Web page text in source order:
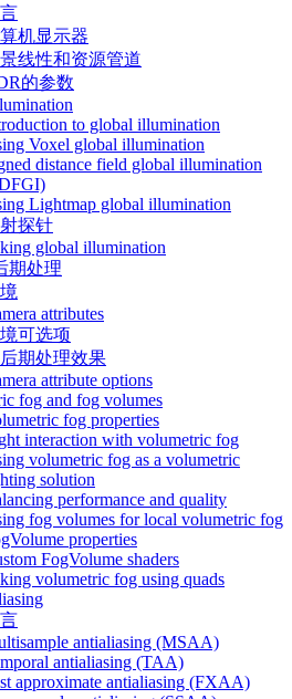
机显示器
线性和资源管道
的参数
to global illumination
Voxel global illumination
distance field global illumination
Lightmap global illumination
探针
global illumination
期处理
attributes
可选项
期处理效果
attribute options
fog and fog volumes
fog properties
interaction with volumetric fog
volumetric fog as a volumetric
solution
performance and quality
fog volumes for local volumetric fog
properties
FogVolume shaders
volumetric fog using quads
antialiasing (MSAA)
antialiasing (TAA)
approximate antialiasing (FXAA)